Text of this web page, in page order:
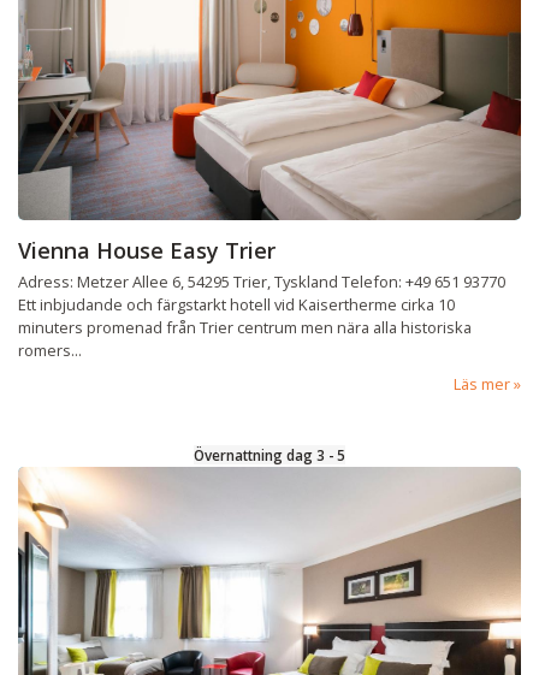
Vienna House Easy Trier
Adress: Metzer Allee 6, 54295 Trier, Tyskland Telefon: +49 651 93770
Ett inbjudande och färgstarkt hotell vid Kaisertherme cirka 10
minuters promenad från Trier centrum men nära alla historiska
romers...
Läs mer
Övernattning dag 3 - 5